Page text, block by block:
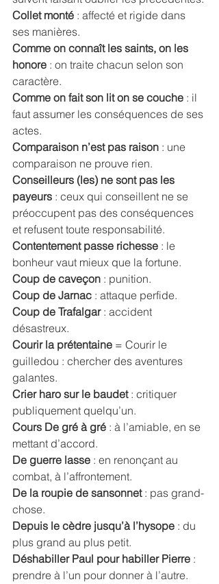
Collet monté : affecté et rigide dans
ses manières.
Comme on connaît les saints, on les
honore : on traite chacun selon son
caractère.
Comme on fait son lit on se couche : il
faut assumer les conséquences de ses
actes.
Comparaison n’est pas raison : une
comparaison ne prouve rien.
Conseilleurs (les) ne sont pas les
payeurs : ceux qui conseillent ne se
préoccupent pas des conséquences
et refusent toute responsabilité.
Contentement passe richesse : le
bonheur vaut mieux que la fortune.
Coup de caveçon : punition.
Coup de Jarnac : attaque perfide.
Coup de Trafalgar : accident
désastreux.
Courir la prétentaine = Courir le
guilledou : chercher des aventures
galantes.
Crier haro sur le baudet : critiquer
publiquement quelqu’un.
Cours De gré à gré : à l’amiable, en se
mettant d’accord.
De guerre lasse : en renonçant au
combat, à l’affrontement.
De la roupie de sansonnet : pas grand-
chose.
Depuis le cèdre jusqu’à l’hysope : du
plus grand au plus petit.
Déshabiller Paul pour habiller Pierre :
prendre à l’un pour donner à l’autre.